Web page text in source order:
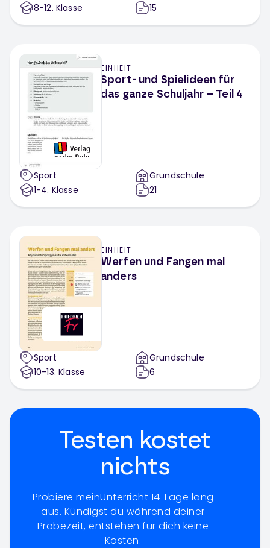
8-12. Klasse
15
EINHEIT
Sport- und Spielideen für
das ganze Schuljahr – Teil 4
Sport
1-4. Klasse
Grundschule
21
EINHEIT
Werfen und Fangen mal
anders
Sport
10-13. Klasse
Grundschule
6
Testen kostet
nichts
Probiere meinUnterricht 14 Tage lang
aus. Kündigst du während deiner
Probezeit, entstehen für dich keine
Kosten.